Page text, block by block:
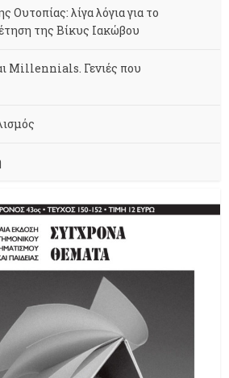
Ουτοπίας: λίγα λόγια για το
της Βίκυς Ιακώβου
Millennials. Γενιές που